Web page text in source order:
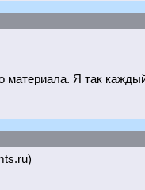
материала. Я так